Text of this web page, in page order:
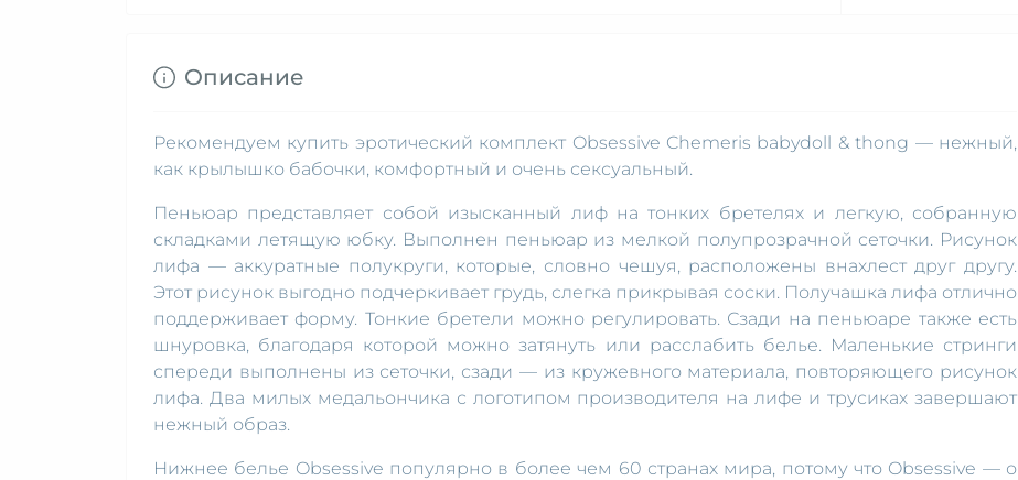
Описание
Рекомендуем купить эротический комплект Obsessive Chemeris babydoll & thong — нежный,
как крылышко бабочки, комфортный и очень сексуальный.
Пеньюар представляет собой изысканный лиф на тонких бретелях и легкую, собранную
складками летящую юбку. Выполнен пеньюар из мелкой полупрозрачной сеточки. Рисунок
лифа — аккуратные полукруги, которые, словно чешуя, расположены внахлест друг другу.
Этот рисунок выгодно подчеркивает грудь, слегка прикрывая соски. Получашка лифа отлично
поддерживает форму. Тонкие бретели можно регулировать. Сзади на пеньюаре также есть
шнуровка, благодаря которой можно затянуть или расслабить белье. Маленькие стринги
спереди выполнены из сеточки, сзади — из кружевного материала, повторяющего рисунок
лифа. Два милых медальончика с логотипом производителя на лифе и трусиках завершают
нежный образ.
Нижнее белье Obsessive популярно в более чем 60 странах мира, потому что Obsessive — о